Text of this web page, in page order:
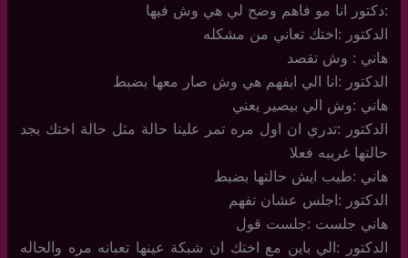
:دكتور انا مو فاهم وضح لي هي وش فيها
الدكتور :اختك تعاني من مشكله
هاني : وش تقصد
الدكتور :انا الي ابفهم هي وش صار معها بضبط
هاني :وش الي بيصير يعني
الدكتور :تدري ان اول مره تمر علينا حالة مثل حالة اختك بجد
حالتها غريبه فعلا
هاني :طيب ايش حالتها بضبط
الدكتور :اجلس عشان تفهم
هاني جلست :جلست قول
الدكتور :الي باين مع اختك ان شبكة عينها تعبانه مره والحاله